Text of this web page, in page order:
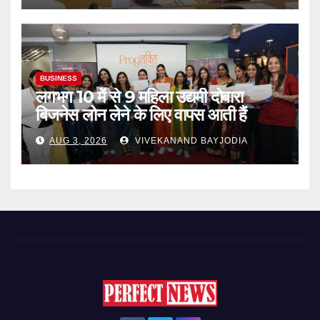
BUSINESS
लगभग 10 में से 9 महिला उद्यमी दोबारा
बिजनेस लोन लेने के लिए वापस आती हैं
AUG 3, 2026 VIVEKANAND BAYJODIA